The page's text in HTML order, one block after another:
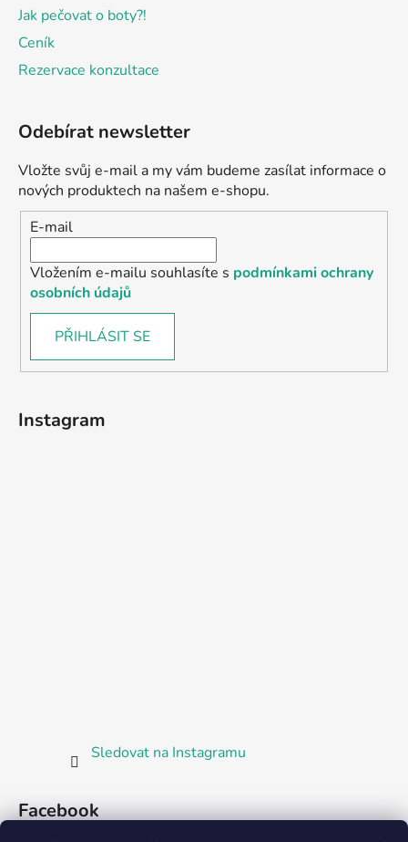
Jak pečovat o boty?!
Ceník
Rezervace konzultace
Odebírat newsletter
Vložte svůj e-mail a my vám budeme zasílat informace o
nových produktech na našem e-shopu.
E-mail
Vložením e-mailu souhlasíte s podmínkami ochrany
osobních údajů
PŘIHLÁSIT SE
Instagram
Sledovat na Instagramu
Facebook